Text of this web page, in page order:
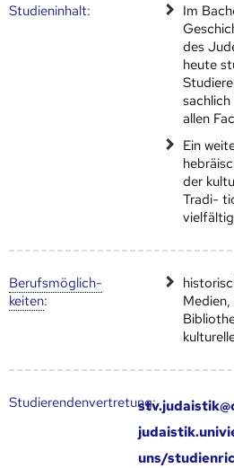
Studien­inhalt:
Im
des
heute
allen
Ein
der
Tradi-
Berufs­möglich­
keiten:
Studierendenvertretung:
uns/